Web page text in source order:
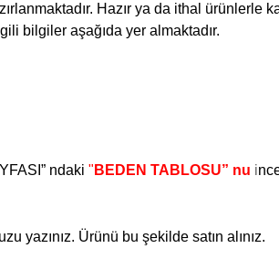
Hazır ya da ithal ürünlerle
bilgiler aşağıda yer almaktadır.
ndaki " BEDEN TABLOSU” nu i
yazınız. Ürünü bu şekilde satın alınız.